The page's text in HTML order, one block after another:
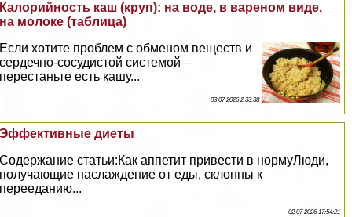
Калорийность каш (круп): на воде, в вареном виде,
на молоке (таблица)
Если хотите проблем с обменом веществ и
сердечно-сосудистой системой –
перестаньте есть кашу...
03 07 2026 2:33:38
Эффективные диеты
Содержание статьи:Как аппетит привести в нормуЛюди,
получающие наслаждение от еды, склонны к
перееданию...
02 07 2026 17:54:21